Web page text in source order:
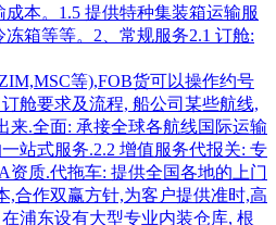
本。1.5 提供特种集装箱运输服
箱等等。2、常规服务2.1 订舱:
等),FOB货可以操作约号
舱要求及流程, 船公司某些航线,
来.全面: 承接全球各航线国际运输
站式服务.2.2 增值服务代报关: 专
资质.代拖车: 提供全国各地的上门
,合作双赢方针,为客户提供准时,高
浦东设有大型专业内装仓库, 根